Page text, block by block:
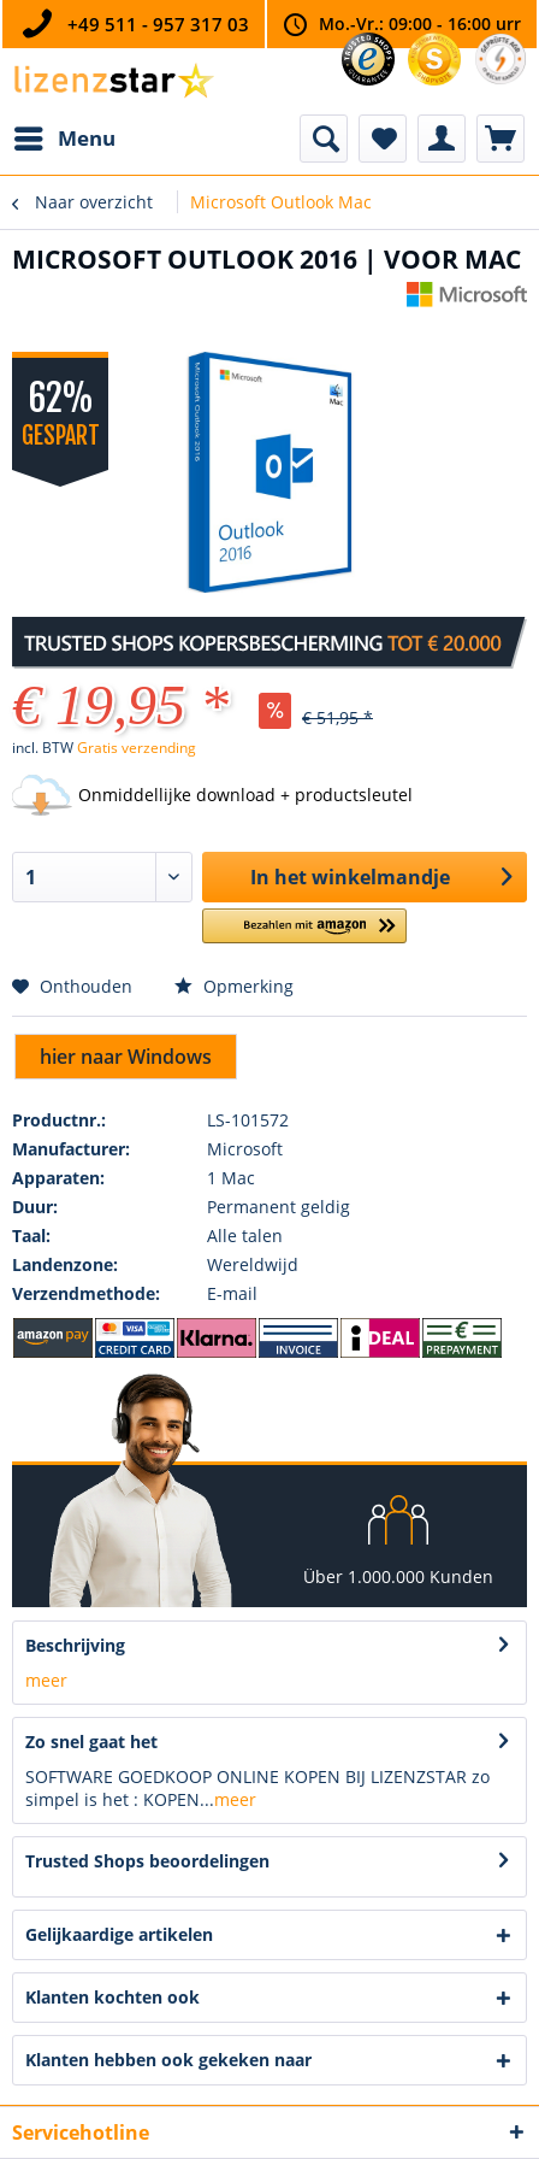
+49 511 - 957 317 03 Mo.-Vr.: 09:00 - 16:00 urr
Menu
Naar overzicht Microsoft Outlook Mac
MICROSOFT OUTLOOK 2016 | VOOR MAC
62%
GESPART
€ 19,95 * € 51,95 *
incl. BTWGratis verzending
Onmiddellijke download + productsleutel
In het winkelmandje
Onthouden Opmerking
hier naar Windows
Productnr.:
LS-101572
Manufacturer:
Microsoft
Apparaten:
1 Mac
Duur:
Permanent geldig
Taal:
Alle talen
Landenzone:
Wereldwijd
Verzendmethode:
E-mail
Über 1.000.000 Kunden
Beschrijving
meer
Zo snel gaat het
SOFTWARE GOEDKOOP ONLINE KOPEN BIJ LIZENZSTAR zo
simpel is het : KOPEN...meer
Trusted Shops beoordelingen
Gelijkaardige artikelen
Klanten kochten ook
Klanten hebben ook gekeken naar
Servicehotline